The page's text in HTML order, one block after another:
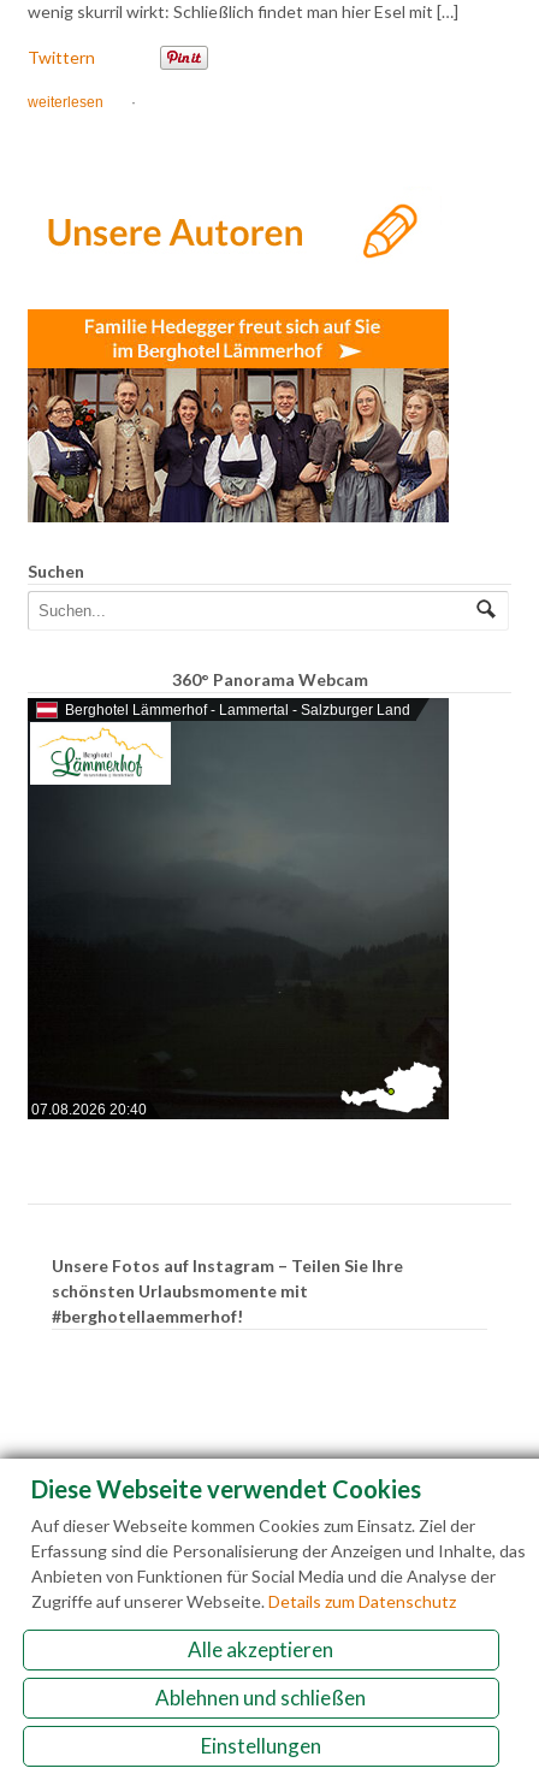
wenig skurril wirkt: Schließlich findet man hier Esel mit […]
Twittern
weiterlesen ·
Suchen
360° Panorama Webcam
Berghotel Lämmerhof - Lammertal - Salzburger Land
07.08.2026 20:40
Unsere Fotos auf Instagram – Teilen Sie Ihre
schönsten Urlaubsmomente mit
#berghotellaemmerhof!
Familie Hedegger Lämmerhofweg 2 A-5522 St.
Martin a. Tgb.
+43(0)6463 7141
info@laemmerhof.at
Diese Webseite verwendet Cookies
Auf dieser Webseite kommen Cookies zum Einsatz. Ziel der
Erfassung sind die Personalisierung der Anzeigen und Inhalte, das
Anbieten von Funktionen für Social Media und die Analyse der
Zugriffe auf unserer Webseite.Details zum Datenschutz
Alle akzeptieren
Ablehnen und schließen
Einstellungen